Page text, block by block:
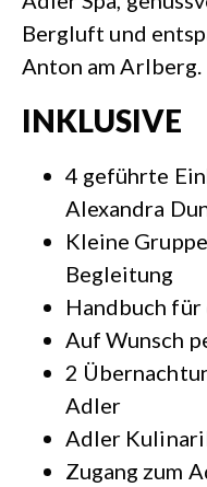
Bergluft und
Anton am Arlberg.
INKLUSIVE
4 geführte
Alexandra
Kleine
Begleitung
Handbuch für
Auf Wunsch
2
Adler
Adler
Zugang zum